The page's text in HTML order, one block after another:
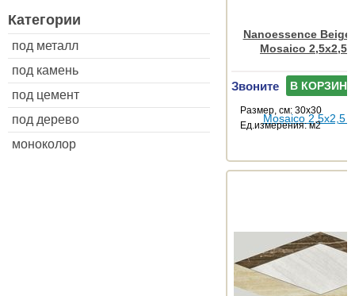
Категории
под металл
под камень
под цемент
под дерево
моноколор
Nanoessence Beige
Mosaico 2,5x2,5
Звоните В КОРЗИНУ
Размер, см: 30x30
Ед.измерения: м2